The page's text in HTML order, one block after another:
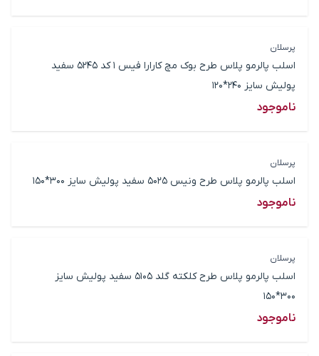
پرسلان
اسلب پالرمو پلاس طرح بوک مچ کارارا فیس 1 کد 5245 سفید
پولیش سایز 240*120
ناموجود
پرسلان
اسلب پالرمو پلاس طرح ونیس 5025 سفید پولیش سایز 300*150
ناموجود
پرسلان
اسلب پالرمو پلاس طرح کلکته گلد 5105 سفید پولیش سایز
300*150
ناموجود